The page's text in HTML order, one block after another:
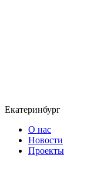
Екатеринбург
О нас
Новости
Проекты